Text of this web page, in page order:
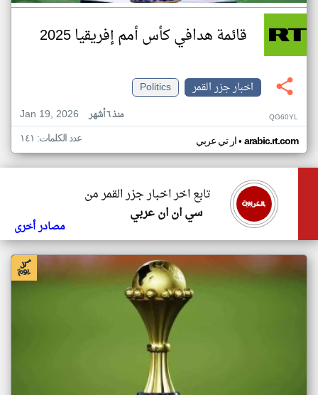
قائمة هدافي كأس أمم إفريقيا 2025
اخبار جزر القمر
Politics
Jan 19, 2026
منذ ٦ أشهر QG60YL
ار تي عربي• arabic.rt.com عدد الكلمات: ١٤١
تابع اخر اخبار جزر القمر من
سي ان ان عربي
مصادر أخرى